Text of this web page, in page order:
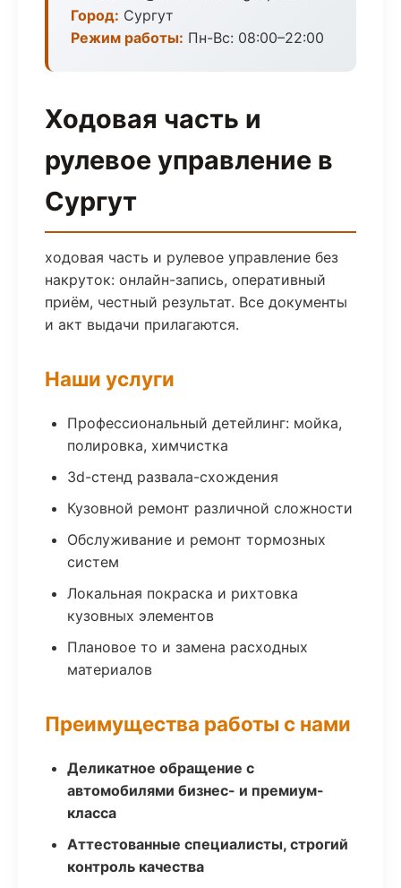
Город: Сургут
Режим работы: Пн-Вс: 08:00–22:00
Ходовая часть и
рулевое управление в
Сургут
ходовая часть и рулевое управление без
накруток: онлайн-запись, оперативный
приём, честный результат. Все документы
и акт выдачи прилагаются.
Наши услуги
Профессиональный детейлинг: мойка,
полировка, химчистка
3d-стенд развала-схождения
Кузовной ремонт различной сложности
Обслуживание и ремонт тормозных
систем
Локальная покраска и рихтовка
кузовных элементов
Плановое то и замена расходных
материалов
Преимущества работы с нами
Деликатное обращение с
автомобилями бизнес- и премиум-
класса
Аттестованные специалисты, строгий
контроль качества